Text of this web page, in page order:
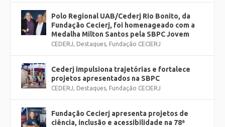
Polo Regional UAB/Cederj Rio Bonito, da
Fundação Cecierj, foi homenageado com a
Medalha Milton Santos pela SBPC Jovem
CEDERJ, Destaques, Fundação CECIERJ
Cederj impulsiona trajetórias e fortalece
projetos apresentados na SBPC
CEDERJ, Destaques, Fundação CECIERJ
Fundação Cecierj apresenta projetos de
ciência, inclusão e acessibilidade na 78ª